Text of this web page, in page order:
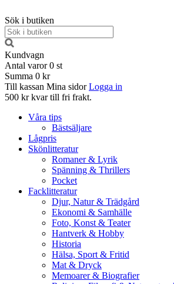
Sök i butiken
Kundvagn
Antal varor 0 st
Summa 0 kr
Till kassan Mina sidor Logga in
500 kr kvar till fri frakt.
Våra tips
Bästsäljare
Lågpris
Skönlitteratur
Romaner & Lyrik
Spänning & Thrillers
Pocket
Facklitteratur
Djur, Natur & Trädgård
Ekonomi & Samhälle
Foto, Konst & Teater
Hantverk & Hobby
Historia
Hälsa, Sport & Fritid
Mat & Dryck
Memoarer & Biografier